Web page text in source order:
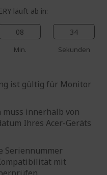
läuft ab in:
08
Min.
33
Sekunden
ist gültig für Monitor
muss innerhalb von
Ihres Acer-Geräts
Seriennummer
mit